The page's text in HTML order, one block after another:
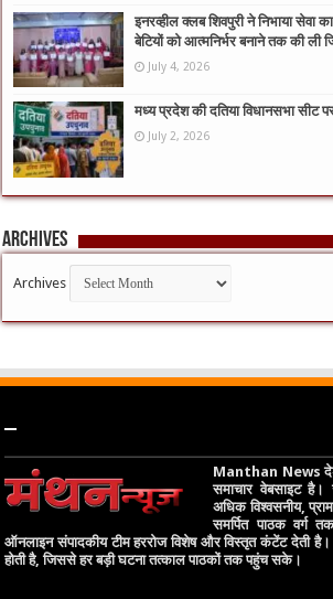
इनरव्हील क्लब शिवपुरी ने निभाया
बेटियों को आत्मनिर्भर बनाने तक की ली
July 4, 2026
मध्य प्रदेश की दतिया विधानसभा सीट
July 2, 2026
Archives
Archives
–
Manthan News देश
समाचार वेबसाइट
अधिक विश्वसनीय,
समर्पित पाठक वर्ग
ऑनलाइन संपादकीय टीम हररोज विशेष और विस्तृत कंटेंट देती
होती है, जिससे हर बड़ी घटना तत्काल पाठकों तक पहुंच सके।